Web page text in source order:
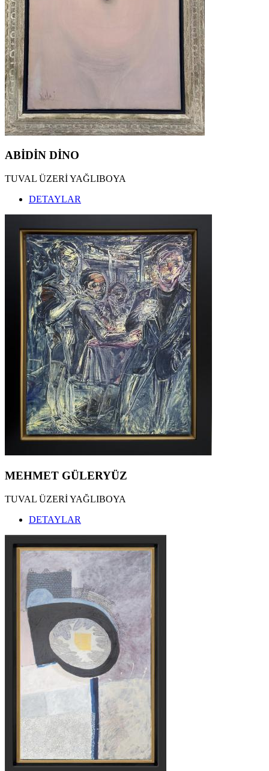
ABİDİN DİNO
TUVAL ÜZERİ YAĞLIBOYA
DETAYLAR
MEHMET GÜLERYÜZ
TUVAL ÜZERİ YAĞLIBOYA
DETAYLAR